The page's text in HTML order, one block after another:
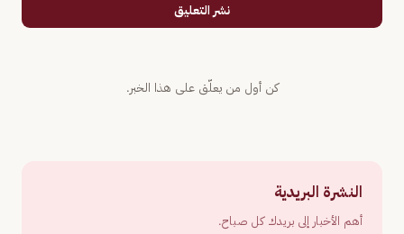
نشر التعليق
كن أول من يعلّق على هذا الخبر.
النشرة البريدية
أهم الأخبار إلى بريدك كل صباح.